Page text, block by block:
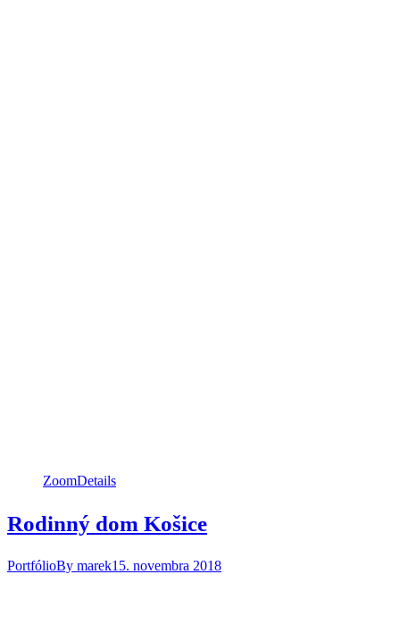
ZoomDetails
Rodinný dom Košice
PortfólioBy marek15. novembra 2018